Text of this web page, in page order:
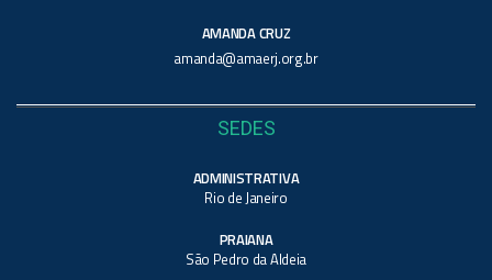
AMANDA CRUZ
amanda@amaerj.org.br
SEDES
ADMINISTRATIVA
Rio de Janeiro
PRAIANA
São Pedro da Aldeia